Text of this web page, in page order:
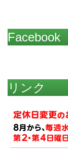
Facebook
リンク